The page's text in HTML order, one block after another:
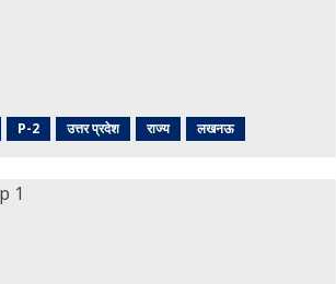
P-2 उत्तर प्रदेश राज्य लखनऊ